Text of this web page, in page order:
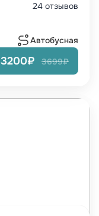
24 отзывов
Автобусная
3200₽ 3699₽